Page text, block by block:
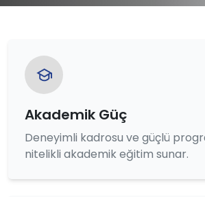
Akademik Güç
Deneyimli kadrosu ve güçlü
nitelikli akademik eğitim sunar.